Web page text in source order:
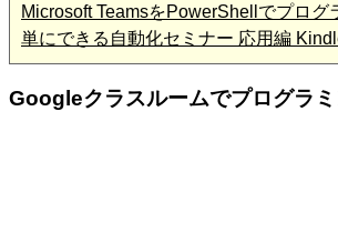
Microsoft TeamsをPowerShellでプログ
単にできる自動化セミナー 応用編
Googleクラスルームでプログラ